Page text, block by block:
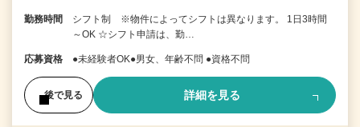
勤務時間
シフト制 ※物件によってシフトは異なります。 1日3時間
～OK ☆シフト申請は、勤…
応募資格 ●未経験者OK●男女、年齢不問 ●資格不問
後で見る 詳細を見る